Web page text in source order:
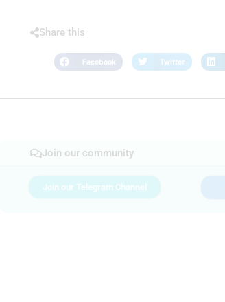
Share this
Facebook Twitter
Join our community
Join our Telegram Channel